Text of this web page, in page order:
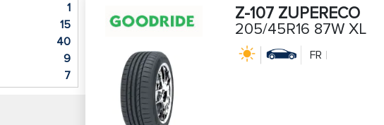
1
15
40
9
7
Z-107 ZUPERECO
205/45R16 87W XL
FR